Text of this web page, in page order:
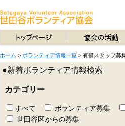
ホーム > ボランティア情報一覧 > 有償スタッフ募
●新着ボランティア情報検索
カテゴリー
すべて ボランティア募集
世田谷区からの募集